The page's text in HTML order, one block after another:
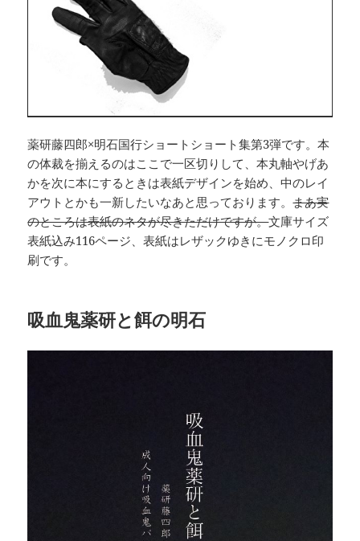
薬研藤四郎×明石国行ショートショート集第3弾です。本
の体裁を揃えるのはここで一区切りして、本丸軸やげあ
かを次に本にするときは表紙デザインを始め、中のレイ
アウトとかも一新したいなあと思っております。まあ実
のところは表紙のネタが尽きただけですが。文庫サイズ
表紙込み116ページ、表紙はレザックゆきにモノクロ印
刷です。
吸血鬼薬研と餌の明石